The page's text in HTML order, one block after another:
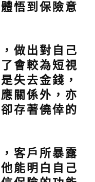
悟到保險意
做出對自己
會較為短視
失去金錢，
關係外，亦
存著僥倖的
客戶所暴露
能明白自己